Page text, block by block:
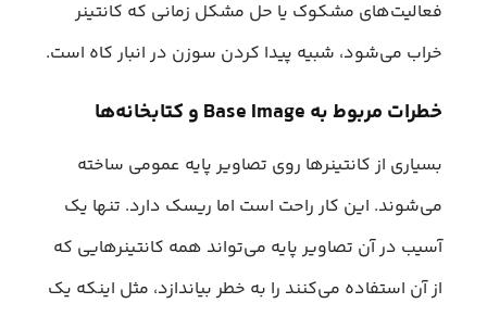
فعالیت‌های مشکوک یا حل مشکل زمانی که کانتینر
خراب می‌شود، شبیه پیدا کردن سوزن در انبار کاه است.
خطرات مربوط به Base Image و کتابخانه‌ها
بسیاری از کانتینرها روی تصاویر پایه عمومی ساخته
می‌شوند. این کار راحت است اما ریسک دارد. تنها یک
آسیب در آن تصاویر پایه می‌تواند همه کانتینرهایی که
از آن استفاده می‌کنند را به خطر بیاندازد، مثل اینکه یک